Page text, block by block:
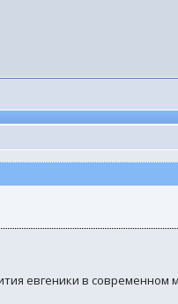
евгеники в современном